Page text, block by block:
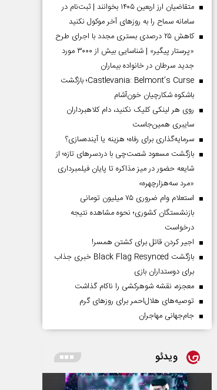
متقاضیان ارز اربعین ۱۴۰۵ بخوانند | ثبت‌نام در
سامانه سماح را به روز‌های آخر موکول نکنید
کاهش ۲۵ درصدی بستری مجدد با اجرای طرح
«پرستار پیگیر» | شناسایی بیش از ۳۰۰۰ مورد
جدید سرطان در خانواده بیماران
Castlevania: Belmont’s Curse؛ بازگشت
باشکوه شکارچیان خون‌آشام
روی هر لینکی کلیک نکنید، دام کلاهبرداران
سایبری همین‌جاست
سرمایه‌گذاری برای رفاه؛ هزینه یا آینده‌سازی؟
بازگشت مسعود شصت‌چی با دردسر‌های تازه؛ از
شایعه حضور در میز مذاکره تا پایان فیلمبرداری
«مرد سه‌هزارچهره»
استعلام وام ضروری ۷۵ میلیون تومانی
بازنشستگان کشوری؛ نحوه مشاهده نتیجه
درخواست
اجیر کردن قاتل برای کشتن همسر!
بازگشت Black Flag Resynced خبری جذاب
برای دوستداران بازی
معجزه، نقشه شوهرکشی را ناکام گذاشت
توصیه‌های هلال‌احمر برای روز‌های گرم
جام‌جهانی مهاجران
ویدئو